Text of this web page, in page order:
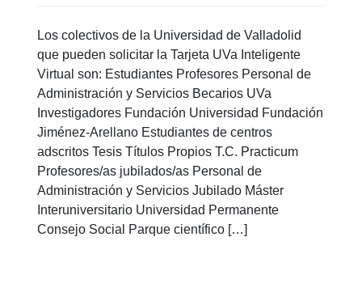
Los colectivos de la Universidad de Valladolid
que pueden solicitar la Tarjeta UVa Inteligente
Virtual son: Estudiantes Profesores Personal de
Administración y Servicios Becarios UVa
Investigadores Fundación Universidad Fundación
Jiménez-Arellano Estudiantes de centros
adscritos Tesis Títulos Propios T.C. Practicum
Profesores/as jubilados/as Personal de
Administración y Servicios Jubilado Máster
Interuniversitario Universidad Permanente
Consejo Social Parque científico […]